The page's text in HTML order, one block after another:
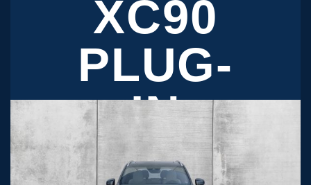
XC90
PLUG-
IN
HYBRID